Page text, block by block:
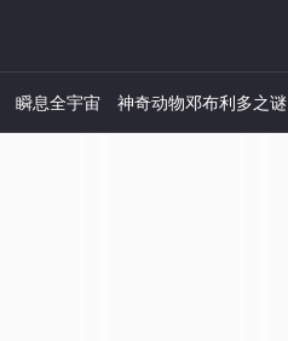
瞬息全宇宙 神奇动物邓布利多之谜